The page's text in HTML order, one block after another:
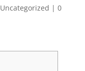
Uncategorized | 0